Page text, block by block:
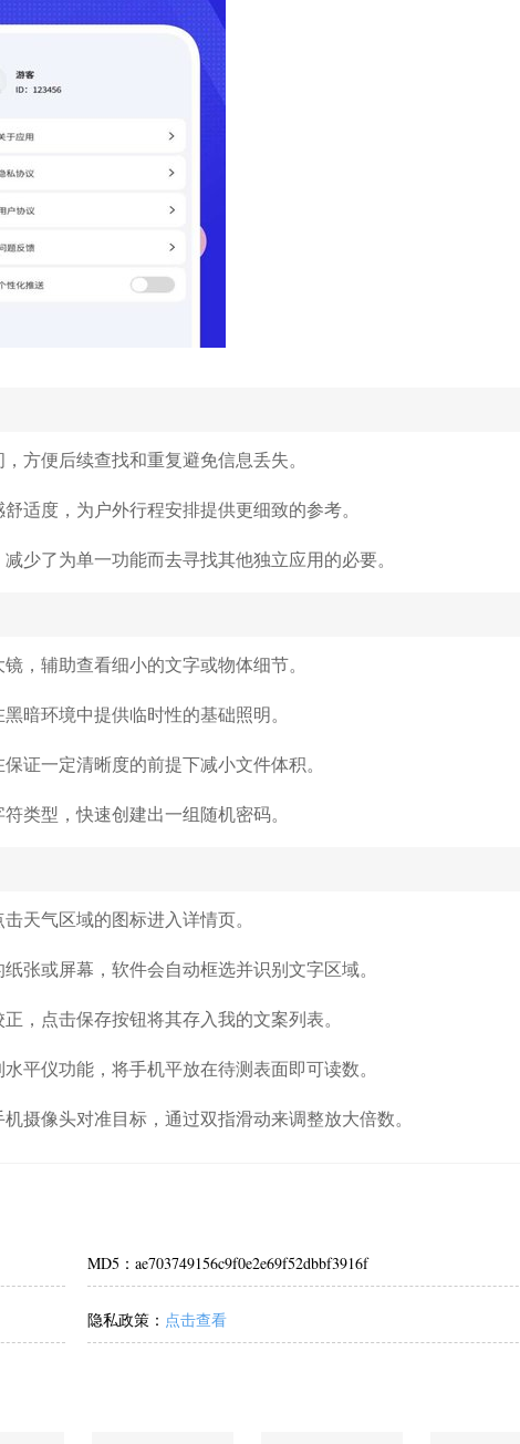
方便后续查找和重复避免信息丢失。
适度，为户外行程安排提供更细致的参考。
少了为单一功能而去寻找其他独立应用的必要。
，辅助查看细小的文字或物体细节。
暗环境中提供临时性的基础照明。
证一定清晰度的前提下减小文件体积。
类型，快速创建出一组随机密码。
天气区域的图标进入详情页。
张或屏幕，软件会自动框选并识别文字区域。
，点击保存按钮将其存入我的文案列表。
平仪功能，将手机平放在待测表面即可读数。
摄像头对准目标，通过双指滑动来调整放大倍数。
MD5：ae703749156c9f0e2e69f52dbbf3916f
隐私政策： 点击查看